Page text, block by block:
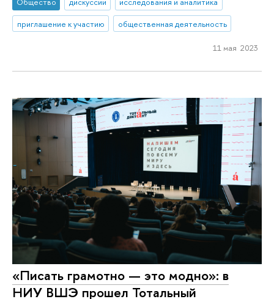
приглашение к участию
общественная деятельность
11 мая 2023
«Писать грамотно — это модно»: в
НИУ ВШЭ прошел Тотальный